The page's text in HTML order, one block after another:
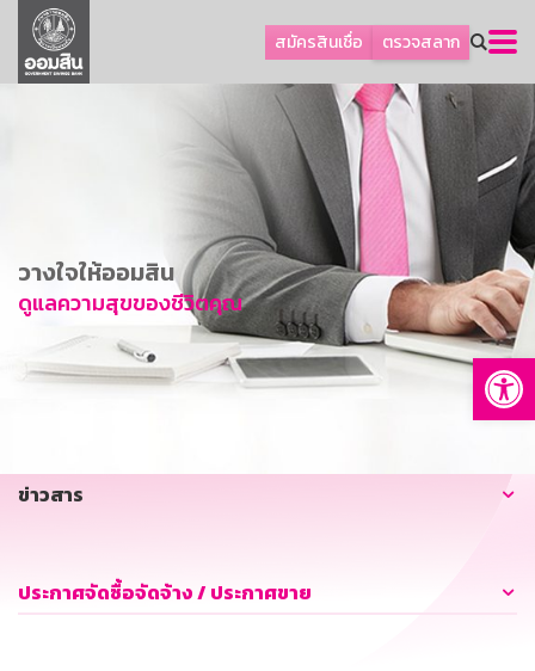
สมัครสินเชื่อ ตรวจสลาก
ลูกค้าธุรกิจ
ลูกค้าผู้ประกอบรายย่อย
การพัฒนาที่ยั่งยืน
ข่าวสาร
บริการทางการเงิน
อื่นๆ
วางใจให้ออมสิน
ดูแลความสุขของชีวิตคุณ
ข่าวสาร
ประกาศจัดซื้อจัดจ้าง / ประกาศขาย